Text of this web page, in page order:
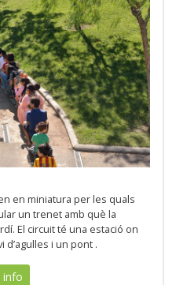
en miniatura per les quals
un trenet amb què la
El circuit té una estació on
d’agulles i un pont .
info